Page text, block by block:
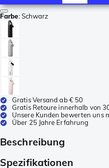
Farbe:Schwarz
Gratis Versand ab € 50
Gratis Retoure innerhalb von
Unsere Kunden bewerten uns
Über 25 Jahre Erfahrung
Beschreibung
Spezifikationen